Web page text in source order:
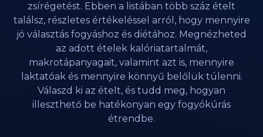
zsírégetést. Ebben a listában több száz ételt
találsz, részletes értékeléssel arról, hogy mennyire
jó választás fogyáshoz és diétához. Megnézheted
az adott ételek kalóriatartalmát,
makrotápanyagait, valamint azt is, mennyire
laktatóak és mennyire könnyű belőlük túlenni.
Válaszd ki az ételt, és tudd meg, hogyan
illeszthető be hatékonyan egy fogyókúrás
étrendbe.